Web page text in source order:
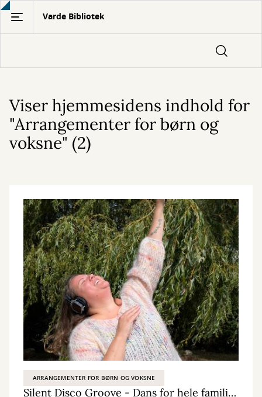
Gå
hovedindhold
Varde Bibliotek
Viser hjemmesidens indhold for
"Arrangementer for børn og
voksne" (2)
ARRANGEMENTER FOR BØRN OG VOKSNE
Silent Disco Groove - Dans for hele familien